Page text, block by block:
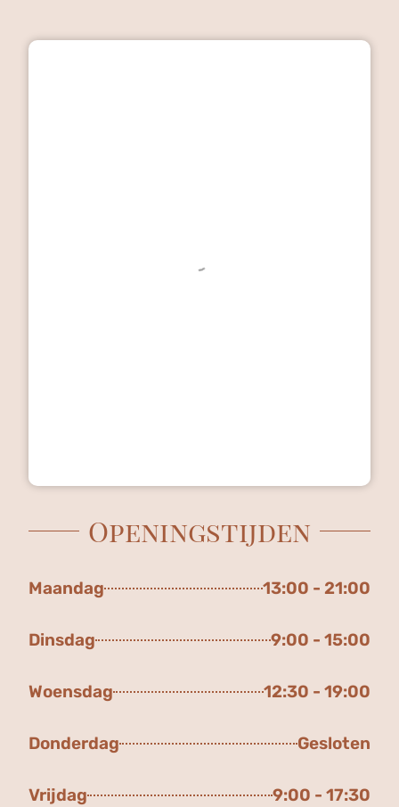
Openingstijden
Maandag 13:00 - 21:00
Dinsdag 9:00 - 15:00
Woensdag 12:30 - 19:00
Donderdag Gesloten
Vrijdag 9:00 - 17:30